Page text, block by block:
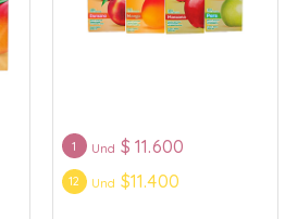
1 Und $ 11.600
12 Und $11.400